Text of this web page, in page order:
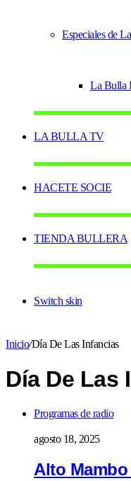
Especiales de
La Bulla
LA BULLA TV
HACETE SOCIE
TIENDA BULLERA
Switch skin
Inicio/Día De Las Infancias
Día De Las
Programas de radio
agosto 18, 2025
Alto Mambo